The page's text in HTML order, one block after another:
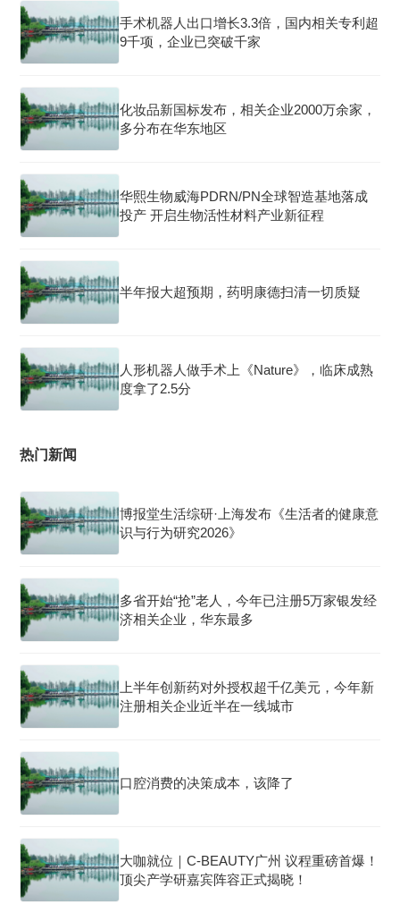
手术机器人出口增长3.3倍，国内相关专利超
9千项，企业已突破千家
化妆品新国标发布，相关企业2000万余家，
多分布在华东地区
华熙生物威海PDRN/PN全球智造基地落成
投产 开启生物活性材料产业新征程
半年报大超预期，药明康德扫清一切质疑
人形机器人做手术上《Nature》，临床成熟
度拿了2.5分
热门新闻
博报堂生活综研·上海发布《生活者的健康意
识与行为研究2026》
多省开始“抢”老人，今年已注册5万家银发经
济相关企业，华东最多
上半年创新药对外授权超千亿美元，今年新
注册相关企业近半在一线城市
口腔消费的决策成本，该降了
大咖就位｜C-BEAUTY广州 议程重磅首爆！
顶尖产学研嘉宾阵容正式揭晓！